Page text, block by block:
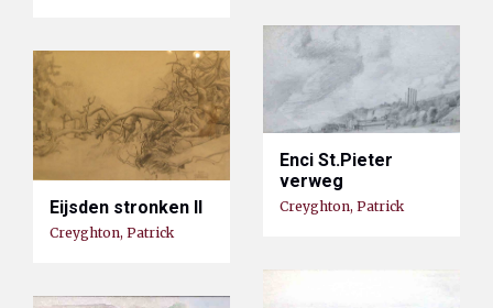
Enci St.Pieter
verweg
Creyghton, Patrick
Eijsden stronken II
Creyghton, Patrick